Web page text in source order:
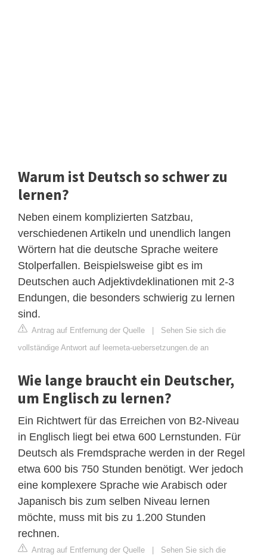
Warum ist Deutsch so schwer zu
lernen?
Neben einem komplizierten Satzbau,
verschiedenen Artikeln und unendlich langen
Wörtern hat die deutsche Sprache weitere
Stolperfallen. Beispielsweise gibt es im
Deutschen auch Adjektivdeklinationen mit 2-3
Endungen, die besonders schwierig zu lernen
sind.
Antrag auf Entfernung der Quelle | Sehen Sie sich die
vollständige Antwort auf leemeta-uebersetzungen.de an
Wie lange braucht ein Deutscher,
um Englisch zu lernen?
Ein Richtwert für das Erreichen von B2-Niveau
in Englisch liegt bei etwa 600 Lernstunden. Für
Deutsch als Fremdsprache werden in der Regel
etwa 600 bis 750 Stunden benötigt. Wer jedoch
eine komplexere Sprache wie Arabisch oder
Japanisch bis zum selben Niveau lernen
möchte, muss mit bis zu 1.200 Stunden
rechnen.
Antrag auf Entfernung der Quelle | Sehen Sie sich die